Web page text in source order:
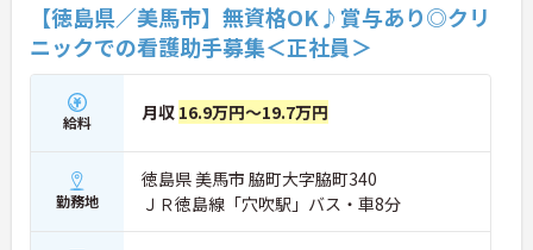
【徳島県／美馬市】無資格OK♪賞与あり◎クリ
ニックでの看護助手募集＜正社員＞
給料 月収 16.9万円～19.7万円
勤務地
徳島県 美馬市 脇町大字脇町340
ＪＲ徳島線「穴吹駅」バス・車8分